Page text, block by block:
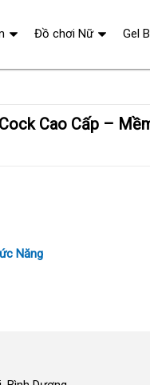
Năng
Đồ chơi Nữ Gel